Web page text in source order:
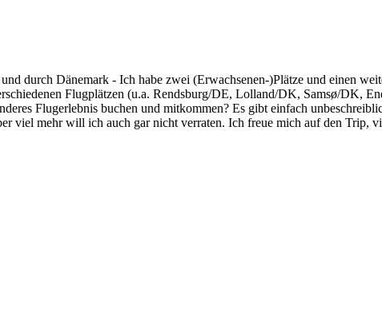
durch Dänemark - Ich habe zwei (Erwachsenen-)Plätze und einen
Flugplätzen (u.a. Rendsburg/DE, Lolland/DK, Samsø/DK,
Flugerlebnis buchen und mitkommen? Es gibt einfach
viel mehr will ich auch gar nicht verraten. Ich freue mich auf den Trip,